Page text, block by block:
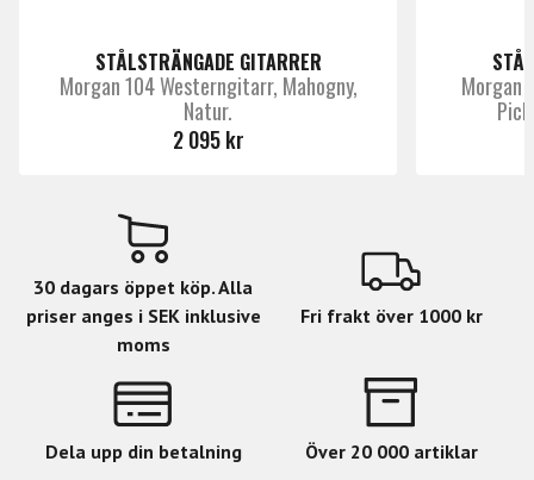
STÅLSTRÄNGADE GITARRER
Morgan 104 Westerngitarr, Mahogny,
Natur.
2 095 kr
Morgan
30 dagars öppet köp. Alla
priser anges i SEK inklusive
moms
Fri frakt över 1000 kr
Dela upp din betalning Över 20 000 artiklar